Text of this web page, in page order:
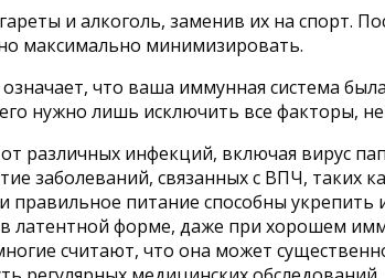
и алкоголь, заменив их на спорт.
максимально минимизировать.
что ваша иммунная система
нужно лишь исключить все факторы,
различных инфекций, включая вирус
заболеваний, связанных с ВПЧ, таких
питание способны укрепить
латентной форме, даже при хорошем
считают, что она может